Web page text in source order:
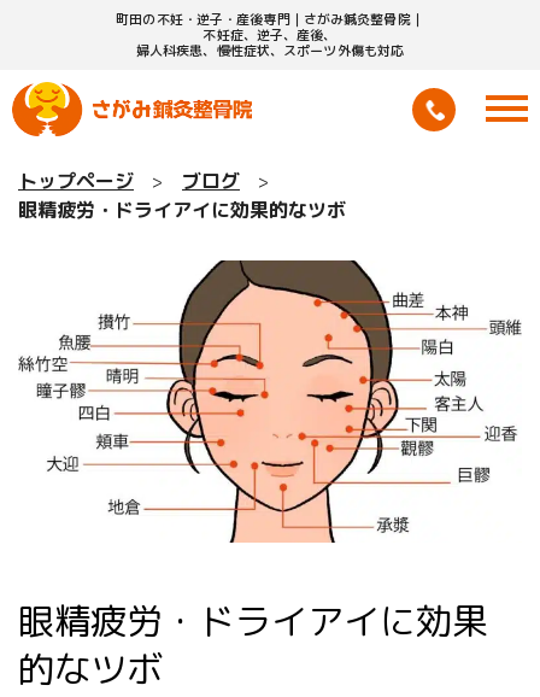
町田の不妊・逆子・産後専門｜さがみ鍼灸整骨院｜
不妊症、逆子、産後、
婦人科疾患、慢性症状、スポーツ外傷も対応
トップページ
ブログ
眼精疲労・ドライアイに効果的なツボ
眼精疲労・ドライアイに効果
的なツボ